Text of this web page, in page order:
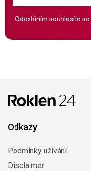
Odesláním souhlasíte se
Odkazy
Podmínky užívání
Disclaimer